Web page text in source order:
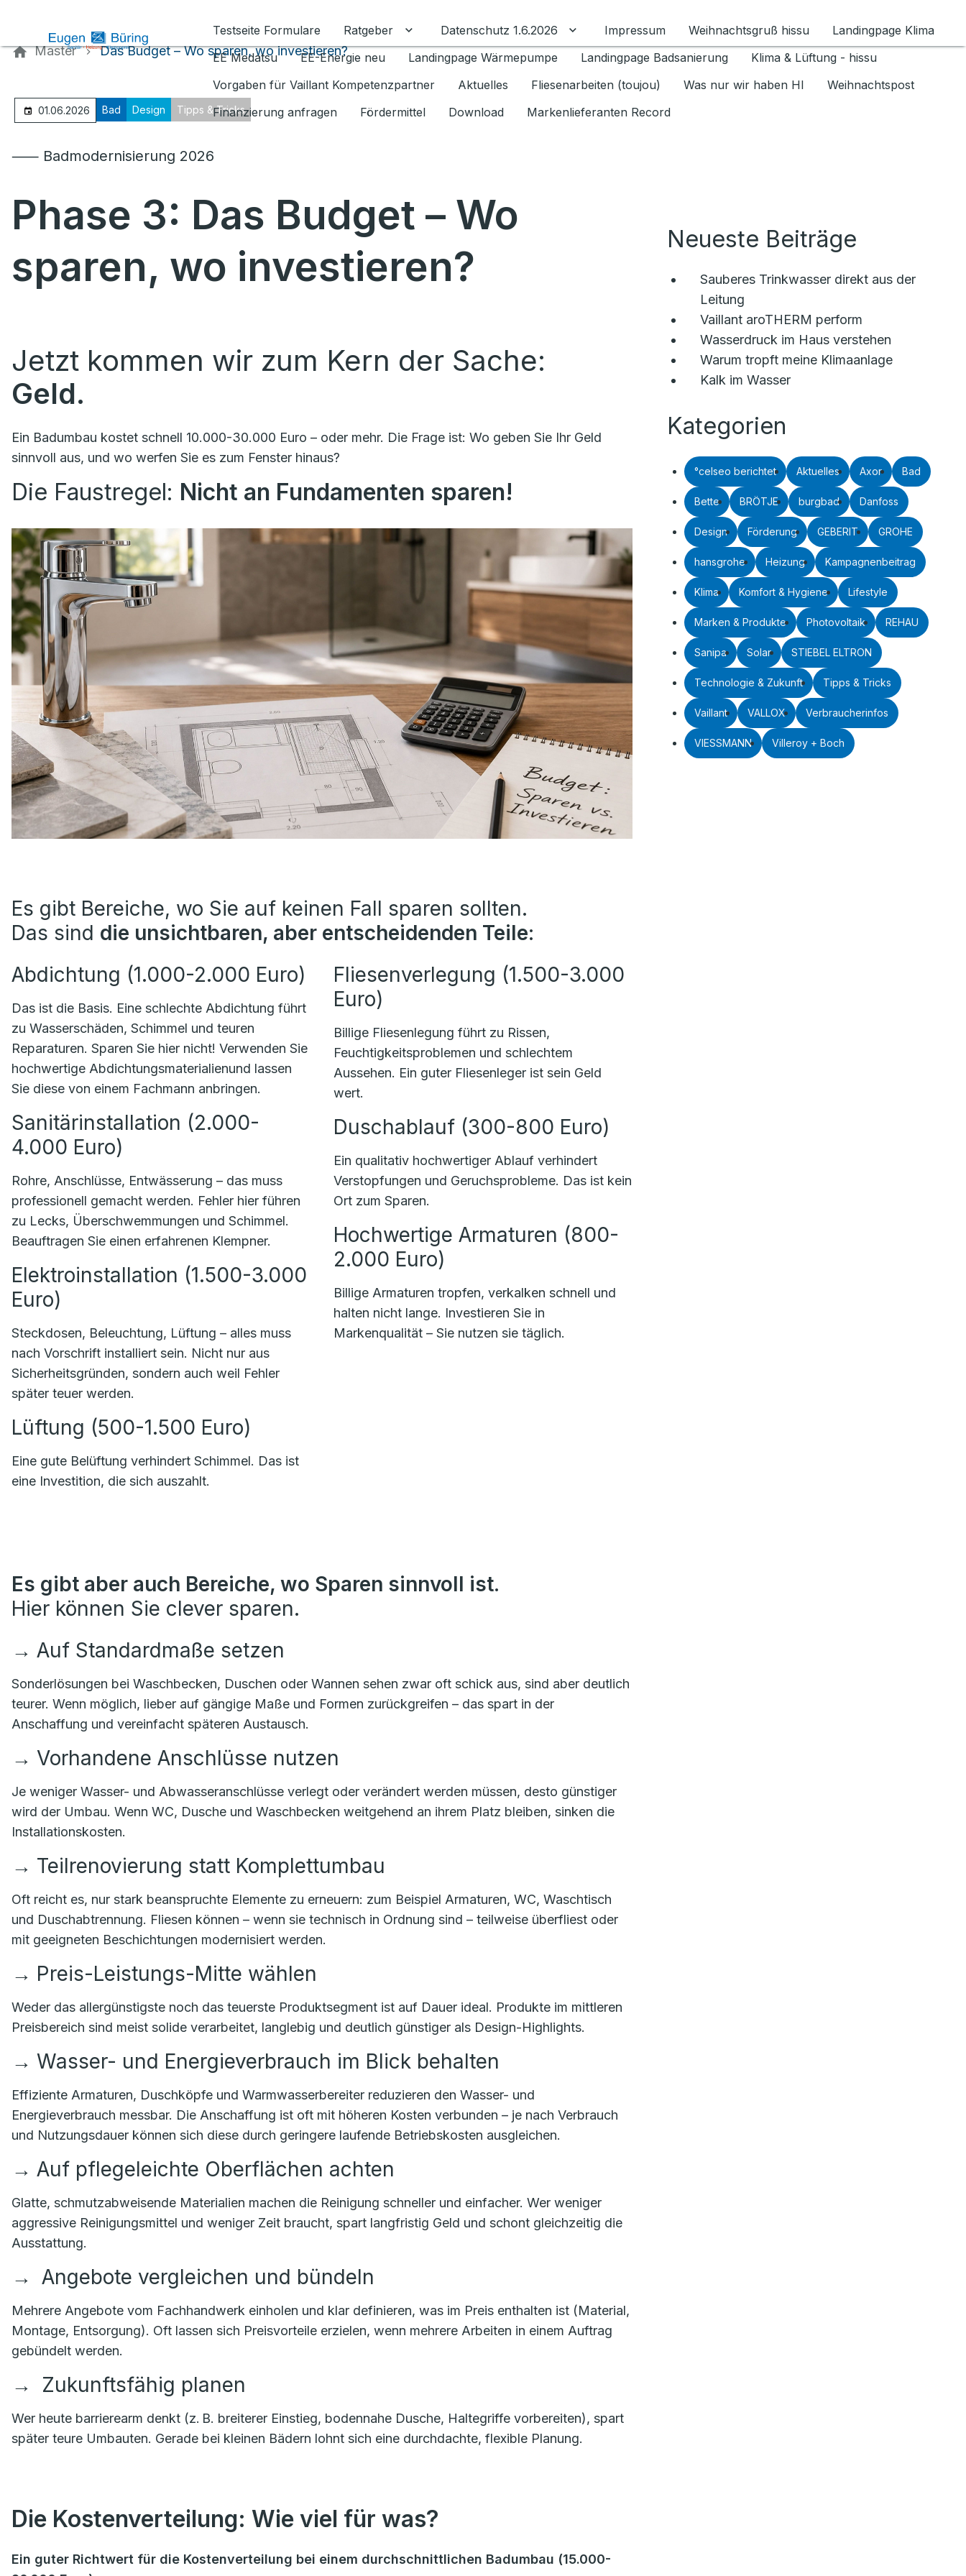
Testseite Formulare
Ratgeber Untermenü für Ratgeber umschalten
Datenschutz 1.6.2026 Untermenü für Datenschutz 1.6.2026 umschalten
Impressum Weihnachtsgruß hissu
Landingpage Klima
EE Medatsu
EE-Energie neu Landingpage Wärmepumpe Landingpage Badsanierung
Klima & Lüftung - hissu
Vorgaben für Vaillant Kompetenzpartner
Aktuelles Fliesenarbeiten (toujou) Was nur wir haben HI
Weihnachtspost
Finanzierung anfragen
Fördermittel Download Markenlieferanten Record
Master Das Budget – Wo sparen, wo investieren?
01.06.2026 Bad Design Tipps & Tricks
⸺ Badmodernisierung 2026
Phase 3: Das Budget – Wo
sparen, wo investieren?
Jetzt kommen wir zum Kern der Sache:
Geld.
Ein Badumbau kostet schnell 10.000-30.000 Euro – oder mehr. Die Frage ist: Wo geben Sie Ihr Geld
sinnvoll aus, und wo werfen Sie es zum Fenster hinaus?
Die Faustregel: Nicht an Fundamenten sparen!
Es gibt Bereiche, wo Sie auf keinen Fall sparen sollten.
Das sind die unsichtbaren, aber entscheidenden Teile:
Abdichtung (1.000-2.000 Euro)
Das ist die Basis. Eine schlechte Abdichtung führt
zu Wasserschäden, Schimmel und teuren
Reparaturen. Sparen Sie hier nicht! Verwenden Sie
hochwertige Abdichtungsmaterialienund lassen
Sie diese von einem Fachmann anbringen.
Sanitärinstallation (2.000-
4.000 Euro)
Rohre, Anschlüsse, Entwässerung – das muss
professionell gemacht werden. Fehler hier führen
zu Lecks, Überschwemmungen und Schimmel.
Beauftragen Sie einen erfahrenen Klempner.
Elektroinstallation (1.500-3.000
Euro)
Steckdosen, Beleuchtung, Lüftung – alles muss
nach Vorschrift installiert sein. Nicht nur aus
Sicherheitsgründen, sondern auch weil Fehler
später teuer werden.
Lüftung (500-1.500 Euro)
Eine gute Belüftung verhindert Schimmel. Das ist
eine Investition, die sich auszahlt.
Fliesenverlegung (1.500-3.000
Euro)
Billige Fliesenlegung führt zu Rissen,
Feuchtigkeitsproblemen und schlechtem
Aussehen. Ein guter Fliesenleger ist sein Geld
wert.
Duschablauf (300-800 Euro)
Ein qualitativ hochwertiger Ablauf verhindert
Verstopfungen und Geruchsprobleme. Das ist kein
Ort zum Sparen.
Hochwertige Armaturen (800-
2.000 Euro)
Billige Armaturen tropfen, verkalken schnell und
halten nicht lange. Investieren Sie in
Markenqualität – Sie nutzen sie täglich.
Es gibt aber auch Bereiche, wo Sparen sinnvoll ist.
Hier können Sie clever sparen.
→ Auf Standardmaße setzen
Sonderlösungen bei Waschbecken, Duschen oder Wannen sehen zwar oft schick aus, sind aber deutlich
teurer. Wenn möglich, lieber auf gängige Maße und Formen zurückgreifen – das spart in der
Anschaffung und vereinfacht späteren Austausch.
→ Vorhandene Anschlüsse nutzen
Je weniger Wasser- und Abwasseranschlüsse verlegt oder verändert werden müssen, desto günstiger
wird der Umbau. Wenn WC, Dusche und Waschbecken weitgehend an ihrem Platz bleiben, sinken die
Installationskosten.
→ Teilrenovierung statt Komplettumbau
Oft reicht es, nur stark beanspruchte Elemente zu erneuern: zum Beispiel Armaturen, WC, Waschtisch
und Duschabtrennung. Fliesen können – wenn sie technisch in Ordnung sind – teilweise überfliest oder
mit geeigneten Beschichtungen modernisiert werden.
→ Preis-Leistungs-Mitte wählen
Weder das allergünstigste noch das teuerste Produktsegment ist auf Dauer ideal. Produkte im mittleren
Preisbereich sind meist solide verarbeitet, langlebig und deutlich günstiger als Design-Highlights.
→ Wasser- und Energieverbrauch im Blick behalten
Effiziente Armaturen, Duschköpfe und Warmwasserbereiter reduzieren den Wasser- und
Energieverbrauch messbar. Die Anschaffung ist oft mit höheren Kosten verbunden – je nach Verbrauch
und Nutzungsdauer können sich diese durch geringere laufende Betriebskosten ausgleichen.
→ Auf pflegeleichte Oberflächen achten
Glatte, schmutzabweisende Materialien machen die Reinigung schneller und einfacher. Wer weniger
aggressive Reinigungsmittel und weniger Zeit braucht, spart langfristig Geld und schont gleichzeitig die
Ausstattung.
→ Angebote vergleichen und bündeln
Mehrere Angebote vom Fachhandwerk einholen und klar definieren, was im Preis enthalten ist (Material,
Montage, Entsorgung). Oft lassen sich Preisvorteile erzielen, wenn mehrere Arbeiten in einem Auftrag
gebündelt werden.
→ Zukunftsfähig planen
Wer heute barrierearm denkt (z. B. breiterer Einstieg, bodennahe Dusche, Haltegriffe vorbereiten), spart
später teure Umbauten. Gerade bei kleinen Bädern lohnt sich eine durchdachte, flexible Planung.
Die Kostenverteilung: Wie viel für was?
Ein guter Richtwert für die Kostenverteilung bei einem durchschnittlichen Badumbau (15.000-
Neueste Beiträge
Sauberes Trinkwasser direkt aus der
Leitung
Vaillant aroTHERM perform
Wasserdruck im Haus verstehen
Warum tropft meine Klimaanlage
Kalk im Wasser
Kategorien
°celseo berichtet Aktuelles Axor Bad
Bette BRÖTJE burgbad Danfoss
Design Förderung GEBERIT GROHE
hansgrohe Heizung Kampagnenbeitrag
Klima Komfort & Hygiene Lifestyle
Marken & Produkte Photovoltaik REHAU
Sanipa Solar STIEBEL ELTRON
Technologie & Zukunft Tipps & Tricks
Vaillant VALLOX Verbraucherinfos
VIESSMANN Villeroy + Boch